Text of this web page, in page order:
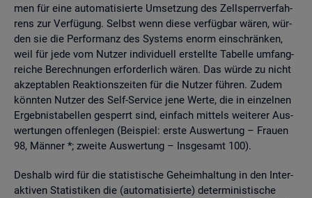
men für eine au­to­ma­ti­sier­te Um­set­zung des Zell­sperr­ver­fah­
rens zur Ver­fü­gung. Selbst wenn diese ver­füg­bar wären, wür­
den sie die Per­for­manz des Sys­tems enorm ein­schrän­ken,
weil für jede vom Nut­zer in­di­vi­du­ell er­stell­te Ta­bel­le um­fang­
rei­che Be­rech­nun­gen er­for­der­lich wären. Das würde zu nicht
ak­zep­ta­blen Re­ak­ti­ons­zei­ten für die Nut­zer füh­ren. Zudem
könn­ten Nut­zer des Self-Ser­vice jene Werte, die in ein­zel­nen
Er­geb­nis­ta­bel­len ge­sperrt sind, ein­fach mit­tels wei­te­rer Aus­
wer­tun­gen of­fen­le­gen (Bei­spiel: erste Aus­wer­tung – Frau­en
98, Män­ner *; zwei­te Aus­wer­tung – Ins­ge­samt 100).
Des­halb wird für die sta­tis­ti­sche Ge­heim­hal­tung in den In­ter­
ak­ti­ven Sta­tis­ti­ken die (au­to­ma­ti­sier­te) de­ter­mi­nis­ti­sche